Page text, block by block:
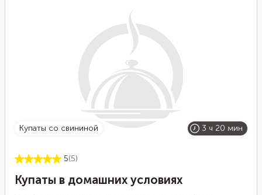
купаты со свининой 3 ч 20 мин
5(5)
Купаты в домашних условиях